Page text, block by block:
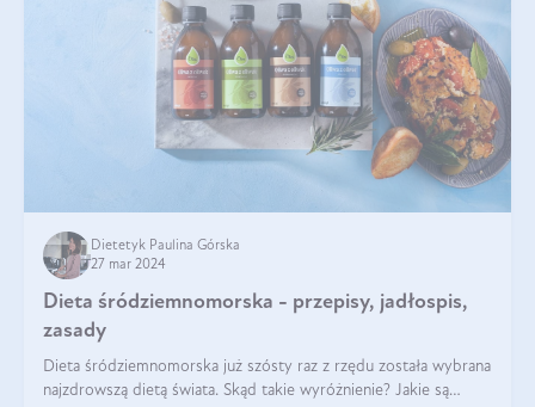
Dietetyk Paulina Górska
27 mar 2024
Dieta śródziemnomorska - przepisy, jadłospis,
zasady
Dieta śródziemnomorska już szósty raz z rzędu została wybrana
najzdrowszą dietą świata. Skąd takie wyróżnienie? Jakie są